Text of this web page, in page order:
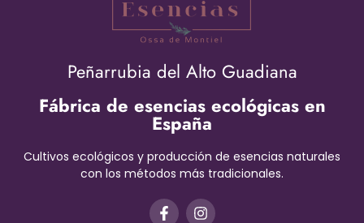
Peñarrubia del Alto Guadiana
Fábrica de esencias ecológicas en
España
Cultivos ecológicos y producción de esencias naturales
con los métodos más tradicionales.